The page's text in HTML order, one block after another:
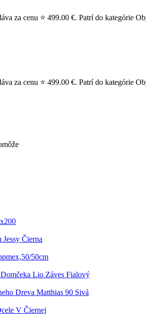
za cenu ⭐ 499.00 €. Patrí do kategórie
za cenu ⭐ 499.00 €. Patrí do kategórie
Čierna
50cm
Lio Záves Fialový
Dreva Matthias 90 Sivá
V Čiernej